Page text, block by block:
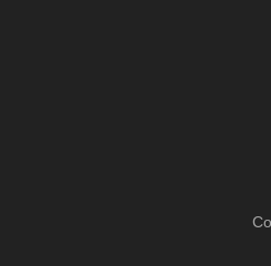
錄音
製作
剪輯
讓我
靜靜